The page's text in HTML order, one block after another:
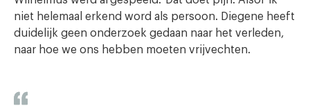
niet helemaal erkend word als persoon. Diegene heeft
duidelijk geen onderzoek gedaan naar het verleden,
naar hoe we ons hebben moeten vrijvechten.